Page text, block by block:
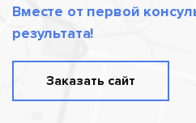
Вместе от первой
результата!
Заказать сайт